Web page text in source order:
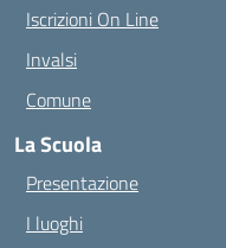
Iscrizioni On Line
Invalsi
Comune
La Scuola
Presentazione
I luoghi